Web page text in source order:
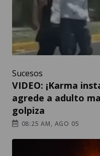
Sucesos
VIDEO: ¡Karma
agrede a adulto
golpiza
08:25 AM, AGO 05